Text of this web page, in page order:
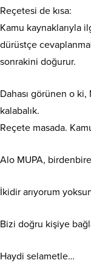
Reçetesi de kısa:
Kamu kaynaklarıyla
dürüstçe
sonrakini doğurur.
Dahası görünen o
kalabalık.
Reçete masada.
Alo MUPA,
İkidir arıyorum
Bizi doğru kişiye
Haydi selametle…